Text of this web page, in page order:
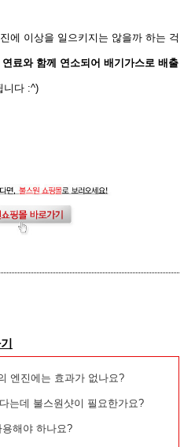
에 이상을 일으키지는 않을까 하는 걱
료와 함께 연소되어 배기가스로 배출
니다 :^)
엔진에는 효과가 없나요?
는데 불스원샷이 필요한가요?
해야 하나요?